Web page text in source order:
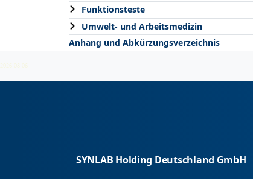
Funktionsteste
Umwelt- und Arbeitsmedizin
Anhang und Abkürzungsverzeichnis
2026-08-06
SYNLAB Holding Deutschland GmbH